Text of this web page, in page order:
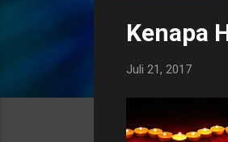
Kenapa
Juli 21, 2017